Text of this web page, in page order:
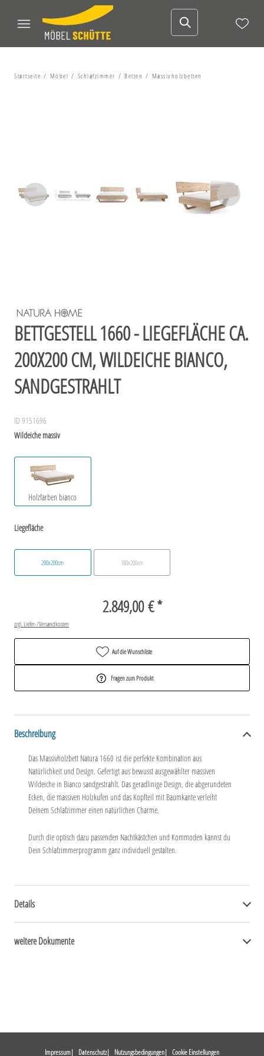
Startseite Möbel Schlafzimmer Betten Massivholzbetten
BETTGESTELL 1660 - LIEGEFLÄCHE CA.
200X200 CM, WILDEICHE BIANCO,
SANDGESTRAHLT
ID 9151696
Wildeiche massiv
Holzfarben bianco
Liegefläche
200x200cm 180x200cm
2.849,00 € *
zzgl. Liefer-/Versandkosten
Auf die Wunschliste
Fragen zum Produkt
Beschreibung
Das Massivholzbett Natura 1660 ist die perfekte Kombination aus
Natürlichkeit und Design. Gefertigt aus bewusst ausgewählter massiven
Wildeiche in Bianco sandgestrahlt. Das geradlinige Design, die abgerundeten
Ecken, die massiven Holzkufen und das Kopfteil mit Baumkante verleiht
Deinem Schlafzimmer einen natürlichen Charme.
Durch die optisch dazu passenden Nachtkästchen und Kommoden kannst du
Dein Schlafzimmerprogramm ganz individuell gestalten.
Details
weitere Dokumente
Impressum Datenschutz Nutzungsbedingungen Cookie Einstellungen